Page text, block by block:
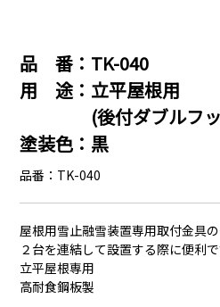
品 番：TK-040
用 途：立平屋根用
(後付ダブルフッ
塗装色：黒
品番：TK-040
屋根用雪止融雪装置専用取付金具の
２台を連結して設置する際に便利で
立平屋根専用
高耐食鋼板製